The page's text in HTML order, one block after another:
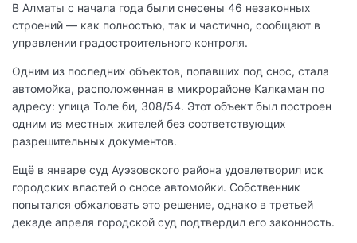
В Алматы с начала года были снесены 46 незаконных
строений — как полностью, так и частично, сообщают в
управлении градостроительного контроля.
Одним из последних объектов, попавших под снос, стала
автомойка, расположенная в микрорайоне Калкаман по
адресу: улица Толе би, 308/54. Этот объект был построен
одним из местных жителей без соответствующих
разрешительных документов.
Ещё в январе суд Ауэзовского района удовлетворил иск
городских властей о сносе автомойки. Собственник
попытался обжаловать это решение, однако в третьей
декаде апреля городской суд подтвердил его законность.